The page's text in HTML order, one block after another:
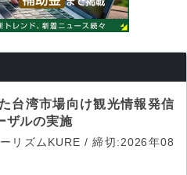
台湾市場向け観光情報発信
ザルの実施
リズムKURE / 締切:2026年08